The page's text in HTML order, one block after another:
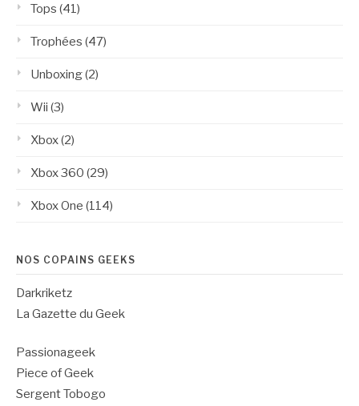
Tops (41)
Trophées (47)
Unboxing(2)
Wii (3)
Xbox(2)
Xbox 360 (29)
Xbox One (114)
NOS COPAINS GEEKS
Darkriketz
La Gazette du Geek
Passionageek
Piece of Geek
Sergent Tobogo